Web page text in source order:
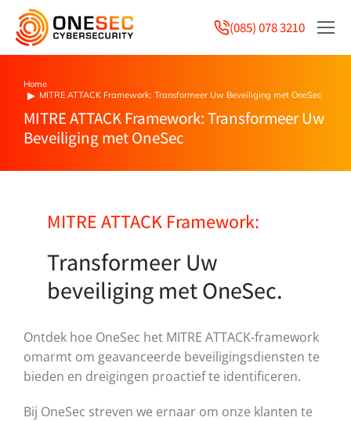
(085) 078 3210
You are here:
Home
MITRE ATTACK Framework: Transformeer Uw Beveiliging met OneSec
MITRE ATTACK Framework: Transformeer Uw
Beveiliging met OneSec
MITRE ATTACK Framework:
Transformeer Uw
beveiliging met OneSec.
Ontdek hoe OneSec het MITRE ATTACK-framework
omarmt om geavanceerde beveiligingsdiensten te
bieden en dreigingen proactief te identificeren.
Bij OneSec streven we ernaar om onze klanten te